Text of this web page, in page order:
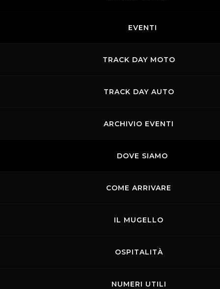
EVENTI
TRACK DAY MOTO
TRACK DAY AUTO
ARCHIVIO EVENTI
DOVE SIAMO
COME ARRIVARE
IL MUGELLO
OSPITALITÀ
NUMERI UTILI